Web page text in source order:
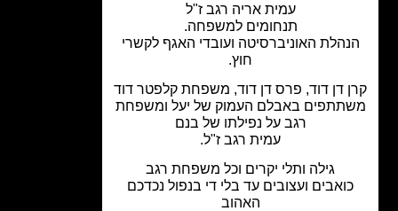
עמית אריה רגב ז"ל
תנחומים למשפחה.
האוניברסיטה ועובדי האגף לקשרי
דן דוד, פרס דן דוד, משפחת קלפטר דוד
באבלם העמוק של יעל ומשפחת
רגב על נפילתו של בנם
עמית רגב ז"ל.
גילה ותלי יקרים וכל משפחת רגב
ועצובים עד בלי די בנפול נכדכם